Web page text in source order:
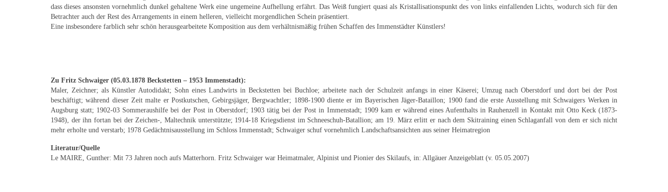
dass dieses ansonsten vornehmlich dunkel gehaltene Werk eine ungemeine Aufhellung erfährt. Das Weiß fungiert quasi als Kristallisationspunkt des von links einfallenden Lichts, wodurch sich für den
Betrachter auch der Rest des Arrangements in einem helleren, vielleicht morgendlichen Schein präsentiert.
Eine insbesondere farblich sehr schön herausgearbeitete Komposition aus dem verhältnismäßig frühen Schaffen des Immenstädter Künstlers!
Zu Fritz Schwaiger (05.03.1878 Beckstetten – 1953 Immenstadt):
Maler, Zeichner; als Künstler Autodidakt; Sohn eines Landwirts in Beckstetten bei Buchloe; arbeitete nach der Schulzeit anfangs in einer Käserei; Umzug nach Oberstdorf und dort bei der Post
beschäftigt; während dieser Zeit malte er Postkutschen, Gebirgsjäger, Bergwachtler; 1898-1900 diente er im Bayerischen Jäger-Bataillon; 1900 fand die erste Ausstellung mit Schwaigers Werken in
Augsburg statt; 1902-03 Sommeraushilfe bei der Post in Oberstdorf; 1903 tätig bei der Post in Immenstadt; 1909 kam er während eines Aufenthalts in Rauhenzell in Kontakt mit Otto Keck (1873-
1948), der ihn fortan bei der Zeichen-, Maltechnik unterstützte; 1914-18 Kriegsdienst im Schneeschuh-Batallion; am 19. März erlitt er nach dem Skitraining einen Schlaganfall von dem er sich nicht
mehr erholte und verstarb; 1978 Gedächtnisausstellung im Schloss Immenstadt; Schwaiger schuf vornehmlich Landschaftsansichten aus seiner Heimatregion
Literatur/Quelle
Le MAIRE, Gunther: Mit 73 Jahren noch aufs Matterhorn. Fritz Schwaiger war Heimatmaler, Alpinist und Pionier des Skilaufs, in: Allgäuer Anzeigeblatt (v. 05.05.2007)